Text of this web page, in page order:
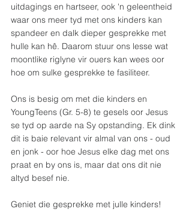
uitdagings en hartseer, ook 'n geleentheid
waar ons meer tyd met ons kinders kan
spandeer en dalk dieper gesprekke met
hulle kan hê. Daarom stuur ons lesse wat
moontlike riglyne vir ouers kan wees oor
hoe om sulke gesprekke te fasiliteer.
Ons is besig om met die kinders en
YoungTeens (Gr. 5-8) te gesels oor Jesus
se tyd op aarde na Sy opstanding. Ek dink
dit is baie relevant vir almal van ons - oud
en jonk - oor hoe Jesus elke dag met ons
praat en by ons is, maar dat ons dit nie
altyd besef nie.
Geniet die gesprekke met julle kinders!